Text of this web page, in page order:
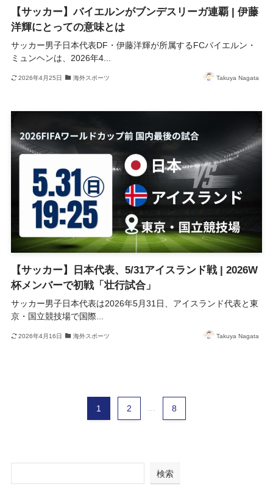
【サッカー】バイエルンがブンデスリーガ連覇 | 伊藤
洋輝にとっての意味とは
サッカー男子日本代表DF・伊藤洋輝が所属するFCバイエルン・
ミュンヘンは、2026年4...
2026年4月25日 海外スポーツ Takuya Nagata
【サッカー】日本代表、5/31アイスランド戦 | 2026W
杯メンバーで初戦「壮行試合」
サッカー男子日本代表は2026年5月31日、アイスランド代表と東
京・国立競技場で国際...
2026年4月16日 海外スポーツ Takuya Nagata
1 2 8
検索